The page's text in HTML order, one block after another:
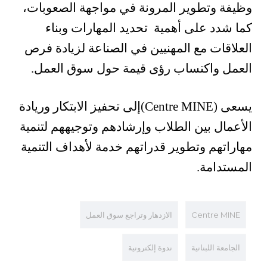
وظيفة وتطوير المرونة في مواجهة الصعوبات،
كما شدد على أهمية تحديد المهارات وبناء
العلاقات مع المهنيين في الصناعة لزيادة فرص
العمل واكتساب رؤى قيمة حول سوق العمل.
يسعى (Centre MINE)إلى تحفيز الابتكار وريادة
الأعمال بين الطلاب وإرشادهم وتوجيههم لتنمية
مهاراتهم وتطوير قدراتهم خدمة لأهداف التنمية
المستدامة.
Centre MINE الازدهار وتراجع سوق العمل
الجامعة اللبنانية ندوة إلكترونية